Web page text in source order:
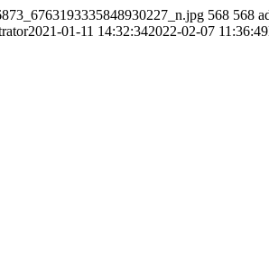
568 568
2021-01-11 14:32:342022-02-07 11:36:49